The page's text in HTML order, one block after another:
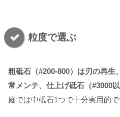
粒度で選ぶ
粗砥石（#200-800）は刃の再生
常メンテ、仕上げ砥石（#3000
庭では中砥石1つで十分実用的で